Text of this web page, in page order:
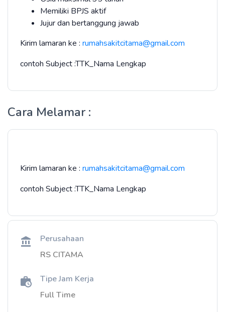
Memiliki BPJS aktif
Jujur dan bertanggung jawab
Kirim lamaran ke : rumahsakitcitama@gmail.com
contoh Subject :TTK_Nama Lengkap
Cara Melamar :
Kirim lamaran ke : rumahsakitcitama@gmail.com
contoh Subject :TTK_Nama Lengkap
Perusahaan
RS CITAMA
Tipe Jam Kerja
Full Time